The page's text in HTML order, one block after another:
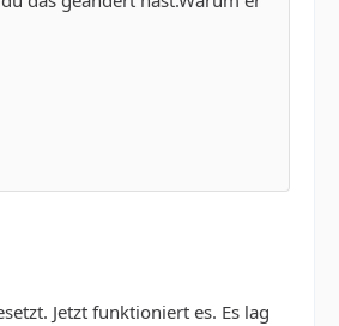
Jetzt funktioniert es. Es lag